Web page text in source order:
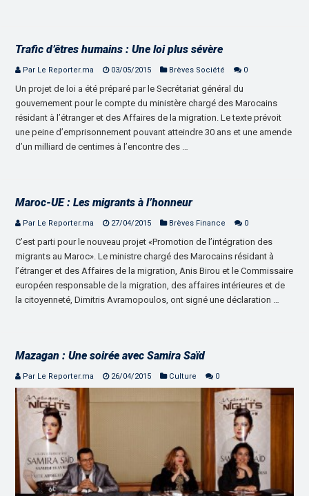
Trafic d’êtres humains : Une loi plus sévère
Par Le Reporter.ma 03/05/2015 Brèves Société 0
Un projet de loi a été préparé par le Secrétariat général du
gouvernement pour le compte du ministère chargé des Marocains
résidant à l’étranger et des Affaires de la migration. Le texte prévoit
une peine d’emprisonnement pouvant atteindre 30 ans et une amende
d’un milliard de centimes à l’encontre des …
Maroc-UE : Les migrants à l’honneur
Par Le Reporter.ma 27/04/2015 Brèves Finance 0
C’est parti pour le nouveau projet «Promotion de l’intégration des
migrants au Maroc». Le ministre chargé des Marocains résidant à
l’étranger et des Affaires de la migration, Anis Birou et le Commissaire
européen responsable de la migration, des affaires intérieures et de
la citoyenneté, Dimitris Avramopoulos, ont signé une déclaration …
Mazagan : Une soirée avec Samira Saïd
Par Le Reporter.ma 26/04/2015 Culture 0